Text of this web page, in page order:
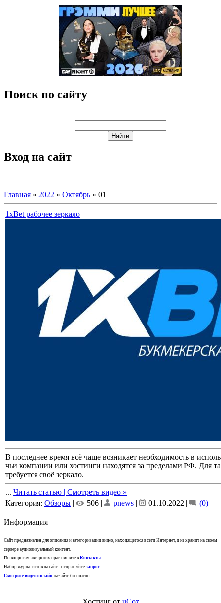
Поиск по сайту
Вход на сайт
Главная » 2022 » Октябрь » 01
1xBet рабочее зеркало
В последнее время всё чаще возникает необходимость в
чьи компании или хостинги находятся за пределами РФ. Для
требуется своё зеркало.
... Читать статью | Смотреть видео »
Категория: Обзоры | 506 | pnews | 01.10.2022 | (0)
Информация
Сайт предназначен для описания и категоризации видео, находящегося в сети Интернет, и не хранит на своем
сервере аудиовизуальный контент.
По вопросам авторских прав пишите в Контакты.
Набор журналистов на сайт - отправляйте запрос.
Смотрите видео онлайн, качайте бесплатно.